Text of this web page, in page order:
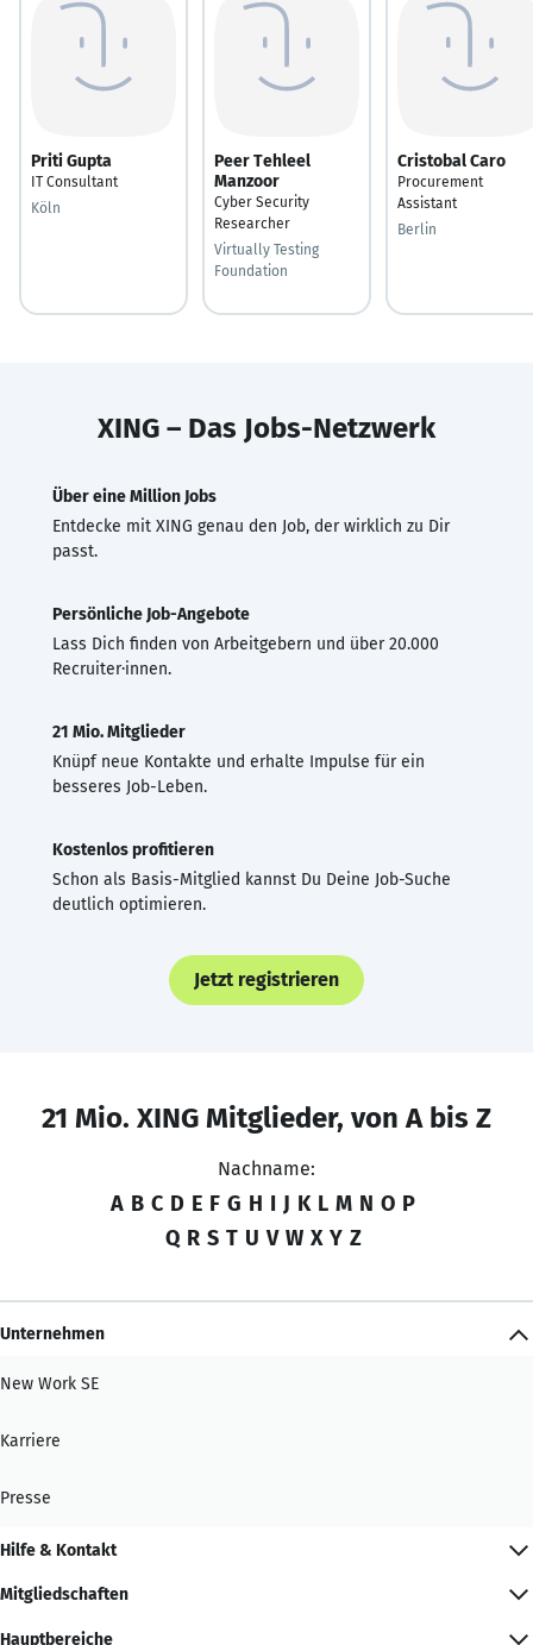
Priti Gupta
IT Consultant
Köln
Peer Tehleel
Manzoor
Cyber Security
Researcher
Virtually Testing
Foundation
Cristobal Caro
Procurement
Assistant
Berlin
XING – Das Jobs-Netzwerk
Über eine Million Jobs
Entdecke mit XING genau den Job, der wirklich zu Dir
passt.
Persönliche Job-Angebote
Lass Dich finden von Arbeitgebern und über 20.000
Recruiter·innen.
21 Mio. Mitglieder
Knüpf neue Kontakte und erhalte Impulse für ein
besseres Job-Leben.
Kostenlos profitieren
Schon als Basis-Mitglied kannst Du Deine Job-Suche
deutlich optimieren.
Jetzt registrieren
21 Mio. XING Mitglieder, von A bis Z
Nachname:
A B C D E F G H I J K L M N O P
Q R S T U V W X Y Z
Unternehmen
New Work SE
Karriere
Presse
Hilfe & Kontakt
Mitgliedschaften
Hauptbereiche